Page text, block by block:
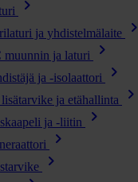
chevron_right
ja yhdistelmälaite chevron_right
ja laturi chevron_right
ja -isolaattori chevron_right
ja etähallinta chevron_right
ja -liitin chevron_right
chevron_right
chevron_right